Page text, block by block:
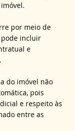
por meio de
incluir
e
do imóvel não
pois
e respeito às
entre as